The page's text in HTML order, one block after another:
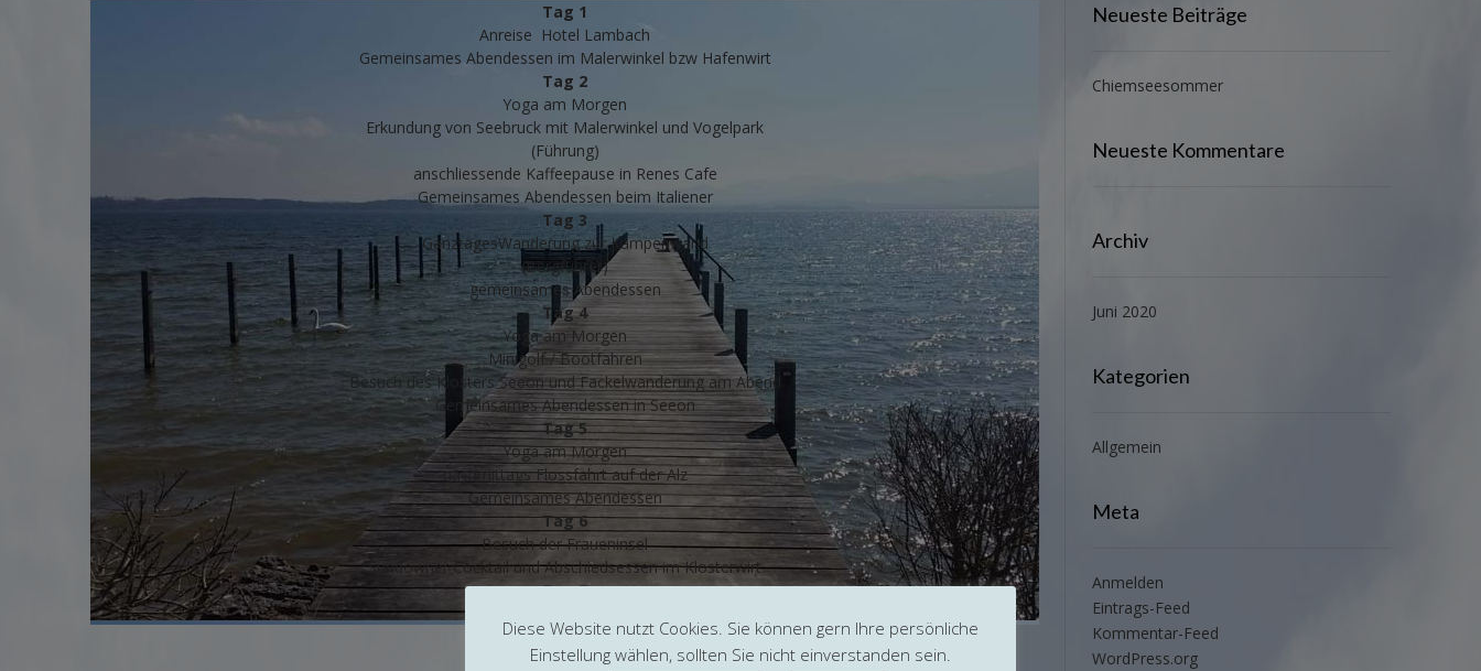
Tag 1
Anreise Hotel Lambach
Gemeinsames Abendessen im Malerwinkel bzw Hafenwirt
Tag 2
Yoga am Morgen
Erkundung von Seebruck mit Malerwinkel und Vogelpark
(Führung)
anschliessende Kaffeepause in Renes Cafe
Gemeinsames Abendessen beim Italiener
Tag 3
GanztagesWanderung zur Kampenwand
(Bergführer)
gemeinsames Abendessen
Tag 4
Yoga am Morgen
Minigolf / Bootfahren
Besuch des Klosters Seeon und Fackelwanderung am Abend
Gemeinsames Abendessen in Seeon
Tag 5
Yoga am Morgen
nachmittags Flossfahrt auf der Alz
Gemeinsames Abendessen
Tag 6
Besuch der Fraueninsel
Sundowner Cocktail und Abschiedsessen im Klosterwirt
Tag 7
Neueste Beiträge
Chiemseesommer
Neueste Kommentare
Archiv
Juni 2020
Kategorien
Allgemein
Meta
Anmelden
Eintrags-Feed
Kommentar-Feed
WordPress.org
Diese Website nutzt Cookies. Sie können gern Ihre persönliche
Einstellung wählen, sollten Sie nicht einverstanden sein.